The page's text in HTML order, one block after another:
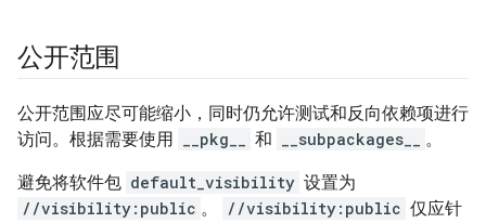
公开范围
公开范围应尽可能缩小，同时仍允许测试和反向依赖项进行
访问。根据需要使用
__pkg__ 和 __subpackages__ 。
避免将软件包 default_visibility 设置为
//visibility:public 。 //visibility:public 仅应针